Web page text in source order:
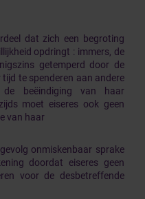
dat zich een begroting
opdringt : immers, de
getemperd door de
te spenderen aan andere
de beëindiging van haar
moet eiseres ook geen
van haar
onmiskenbaar sprake
doordat eiseres geen
voor de desbetreffende